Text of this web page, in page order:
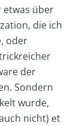
etwas über
die ich
oder
der
Sondern
wurde,
nicht) et